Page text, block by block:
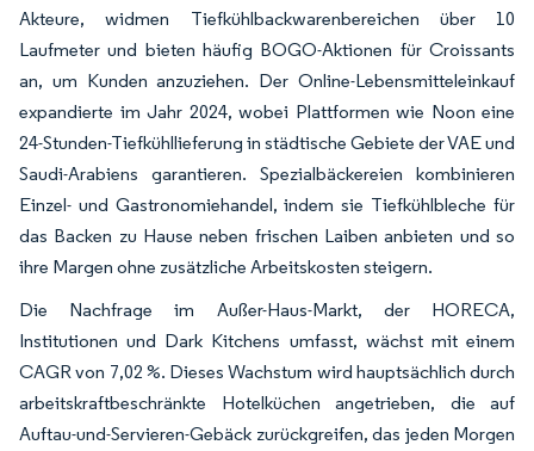
Akteure, widmen Tiefkühlbackwarenbereichen über 10
Laufmeter und bieten häufig BOGO-Aktionen für Croissants
an, um Kunden anzuziehen. Der Online-Lebensmitteleinkauf
expandierte im Jahr 2024, wobei Plattformen wie Noon eine
24-Stunden-Tiefkühllieferung in städtische Gebiete der VAE und
Saudi-Arabiens garantieren. Spezialbäckereien kombinieren
Einzel- und Gastronomiehandel, indem sie Tiefkühlbleche für
das Backen zu Hause neben frischen Laiben anbieten und so
ihre Margen ohne zusätzliche Arbeitskosten steigern.
Die Nachfrage im Außer-Haus-Markt, der HORECA,
Institutionen und Dark Kitchens umfasst, wächst mit einem
CAGR von 7,02 %. Dieses Wachstum wird hauptsächlich durch
arbeitskraftbeschränkte Hotelküchen angetrieben, die auf
Auftau-und-Servieren-Gebäck zurückgreifen, das jeden Morgen